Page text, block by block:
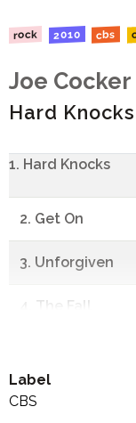
rock 2010 cbs
Joe Cocker
Hard Knocks
1. Hard Knocks
2. Get On
3. Unforgiven
4. The Fall
6. Runaway Train
Label
CBS